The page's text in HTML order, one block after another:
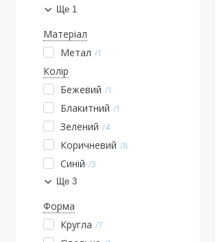
Ще 1
Матеріал
Метал
1
Колір
Бежевий
1
Блакитний 1
Зелений 4
Коричневий 8
Синій 3
Ще 3
Форма
Кругла 7